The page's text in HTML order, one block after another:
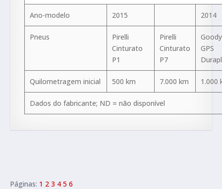
Ano-modelo 2015 2014
Pneus
Pirelli
Cinturato
P1
Pirelli
Cinturato
P7
GPS
Quilometragem inicial 500 km 7.000 km 1.000
Dados do fabricante; ND = não disponível
Páginas: 1 2 3 4 5 6